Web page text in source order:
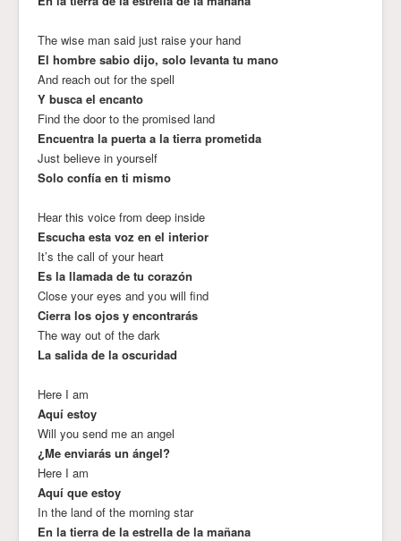
The wise man said just raise your hand
El hombre sabio dijo, solo levanta tu mano
And reach out for the spell
Y busca el encanto
Find the door to the promised land
Encuentra la puerta a la tierra prometida
Just believe in yourself
Solo confía en ti mismo
Hear this voice from deep inside
Escucha esta voz en el interior
It’s the call of your heart
Es la llamada de tu corazón
Close your eyes and you will find
Cierra los ojos y encontrarás
The way out of the dark
La salida de la oscuridad
Here I am
Aquí estoy
Will you send me an angel
¿Me enviarás un ángel?
Here I am
Aquí que estoy
In the land of the morning star
En la tierra de la estrella de la mañana